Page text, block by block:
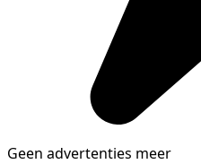
Geen advertenties meer